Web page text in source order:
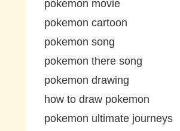
pokemon movie
pokemon cartoon
pokemon song
pokemon there song
pokemon drawing
how to draw pokemon
pokemon ultimate journeys